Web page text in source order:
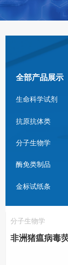
全部产品展示
生命科学试剂
抗原抗体类
分子生物学
酶免类制品
金标试纸条
分子生物学